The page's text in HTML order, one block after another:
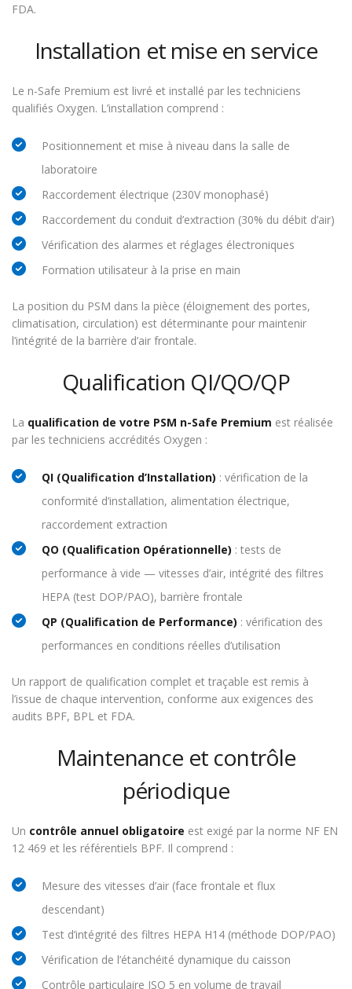
FDA.
Installation et mise en service
Le n-Safe Premium est livré et installé par les techniciens
qualifiés Oxygen. L’installation comprend :
Positionnement et mise à niveau dans la salle de
laboratoire
Raccordement électrique (230V monophasé)
Raccordement du conduit d’extraction (30% du débit d’air)
Vérification des alarmes et réglages électroniques
Formation utilisateur à la prise en main
La position du PSM dans la pièce (éloignement des portes,
climatisation, circulation) est déterminante pour maintenir
l’intégrité de la barrière d’air frontale.
Qualification QI/QO/QP
La qualification de votre PSM n-Safe Premium est réalisée
par les techniciens accrédités Oxygen :
QI (Qualification d’Installation) : vérification de la
conformité d’installation, alimentation électrique,
raccordement extraction
QO (Qualification Opérationnelle) : tests de
performance à vide — vitesses d’air, intégrité des filtres
HEPA (test DOP/PAO), barrière frontale
QP (Qualification de Performance) : vérification des
performances en conditions réelles d’utilisation
Un rapport de qualification complet et traçable est remis à
l’issue de chaque intervention, conforme aux exigences des
audits BPF, BPL et FDA.
Maintenance et contrôle
périodique
Un contrôle annuel obligatoire est exigé par la norme NF EN
12 469 et les référentiels BPF. Il comprend :
Mesure des vitesses d’air (face frontale et flux
descendant)
Test d’intégrité des filtres HEPA H14 (méthode DOP/PAO)
Vérification de l’étanchéité dynamique du caisson
Contrôle particulaire ISO 5 en volume de travail